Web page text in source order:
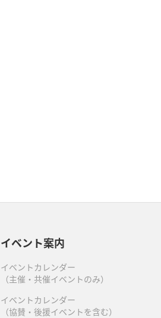
イベント案内
イベントカレンダー
（主催・共催イベントのみ）
イベントカレンダー
（協賛・後援イベントを含む）